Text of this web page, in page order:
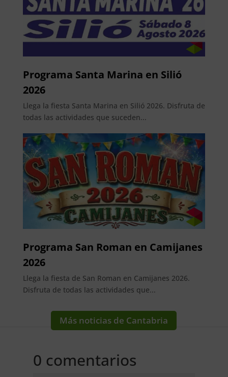
Programa Santa Marina en Silió
2026
Llega la fiesta Santa Marina en Silió 2026. Disfruta de
todas las actividades que suceden...
Programa San Roman en Camijanes
2026
Llega la fiesta de San Roman en Camijanes 2026.
Disfruta de todas las actividades que...
Más noticias de Cantabria
0 comentarios